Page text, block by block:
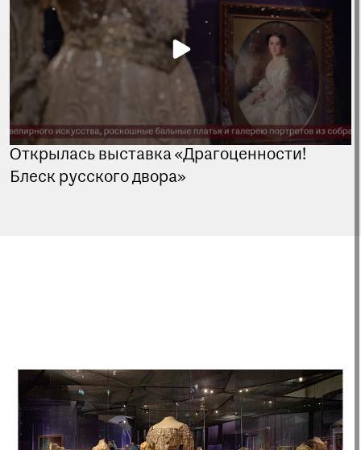
Открылась выставка «Драгоценности!
Блеск русского двора»